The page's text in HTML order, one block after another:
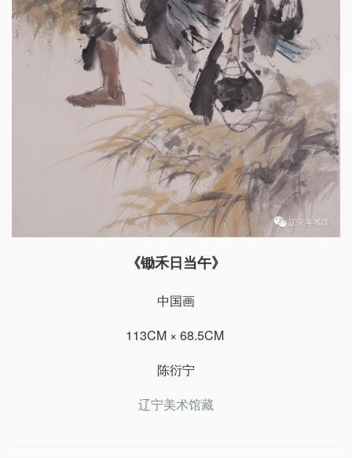
《锄禾日当午》
中国画
113CM × 68.5CM
陈衍宁
辽宁美术馆藏